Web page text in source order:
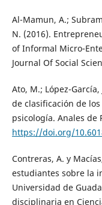
Al-Mamun, A.;
N. (2016).
of Informal Micro-
Journal Of Social
Ato, M.; López-
de clasificación de
psicología. Anales de
https://doi.org/
Contreras, A. y
estudiantes sobre la
Universidad de
disciplinaria en